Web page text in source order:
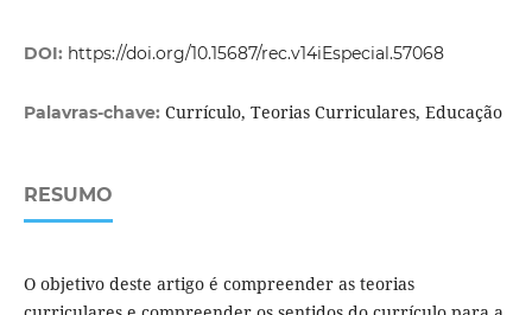
DOI: https://doi.org/10.15687/rec.v14iEspecial.57068
Palavras-chave: Currículo, Teorias Curriculares, Educação
RESUMO
O objetivo deste artigo é compreender as teorias